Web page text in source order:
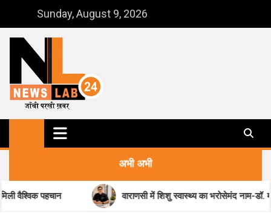
content
Sunday, August 9, 2026
NewsLab24
जाँची परखी ख़बर
अभी अभी
वाराणसी में शिशु स्वास्थ्य का भरोसेमंद नाम-डॉ. मधुकर पांडेय